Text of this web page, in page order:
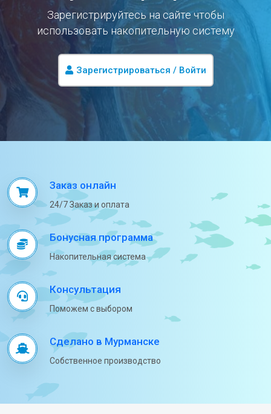
Зарегистрируйтесь на сайте чтобы
использовать накопительную систему
Зарегистрироваться / Войти
Заказ онлайн
24/7 Заказ и оплата
Бонусная программа
Накопительная система
Консультация
Поможем с выбором
Сделано в Мурманске
Собственное производство